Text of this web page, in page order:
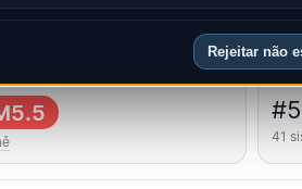
Rejeitar não
forte
41